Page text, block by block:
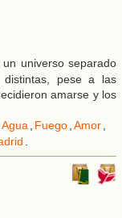
universo separado
pese a las
amarse y los
Agua, Fuego,Amor,
.